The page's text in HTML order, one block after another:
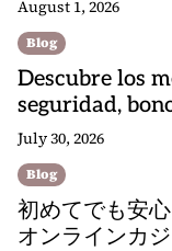
August 1, 2026
Blog
Descubre los
seguridad,
July 30, 2026
Blog
初めてでも安
オンラインカ